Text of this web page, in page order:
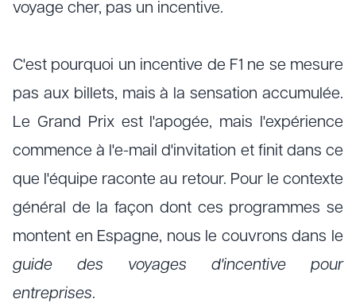
voyage cher, pas un incentive.
C'est pourquoi un incentive de F1 ne se mesure
pas aux billets, mais à la sensation accumulée.
Le Grand Prix est l'apogée, mais l'expérience
commence à l'e-mail d'invitation et finit dans ce
que l'équipe raconte au retour. Pour le contexte
général de la façon dont ces programmes se
montent en Espagne, nous le couvrons dans le
guide des voyages d'incentive pour
entreprises.